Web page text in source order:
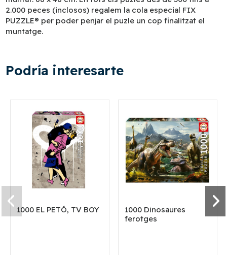
2.000 peces (inclosos) regalem la cola especial FIX
PUZZLE® per poder penjar el puzle un cop finalitzat el
muntatge.
Podría interesarte
1000 EL PETÓ, TV BOY
1000 Dinosaures
ferotges